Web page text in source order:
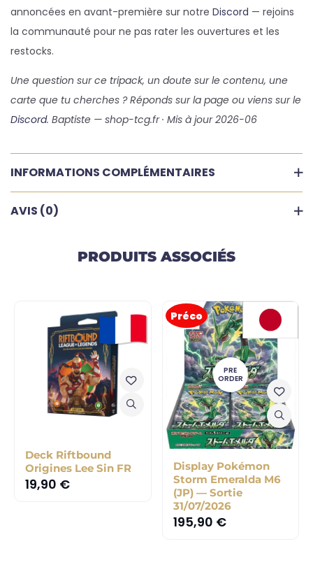
annoncées en avant-première sur notre Discord — rejoins
la communauté pour ne pas rater les ouvertures et les
restocks.
Une question sur ce tripack, un doute sur le contenu, une
carte que tu cherches ? Réponds sur la page ou viens sur le
Discord. Baptiste — shop-tcg.fr · Mis à jour 2026-06
INFORMATIONS COMPLÉMENTAIRES
AVIS (0)
PRODUITS ASSOCIÉS
Deck Riftbound
Origines Lee Sin FR
19,90 €
Préco
PRE
ORDER
Display Pokémon
Storm Emeralda M6
(JP) — Sortie
31/07/2026
195,90 €